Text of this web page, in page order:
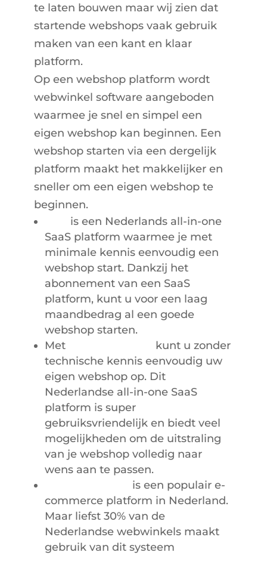
te laten bouwen maar wij zien dat
startende webshops vaak gebruik
maken van een kant en klaar
platform.
Op een webshop platform wordt
webwinkel software aangeboden
waarmee je snel en simpel een
eigen webshop kan beginnen. Een
webshop starten via een dergelijk
platform maakt het makkelijker en
sneller om een eigen webshop te
beginnen.
is een Nederlands all-in-one
SaaS platform waarmee je met
minimale kennis eenvoudig een
webshop start. Dankzij het
abonnement van een SaaS
platform, kunt u voor een laag
maandbedrag al een goede
webshop starten.
Met
kunt u zonder
technische kennis eenvoudig uw
eigen webshop op. Dit
Nederlandse all-in-one SaaS
platform is super
gebruiksvriendelijk en biedt veel
mogelijkheden om de uitstraling
van je webshop volledig naar
wens aan te passen.
is een populair e-
commerce platform in Nederland.
Maar liefst 30% van de
Nederlandse webwinkels maakt
gebruik van dit systeem